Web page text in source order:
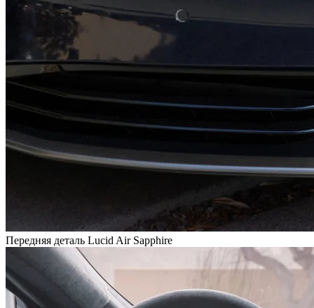
Передняя деталь Lucid Air Sapphire